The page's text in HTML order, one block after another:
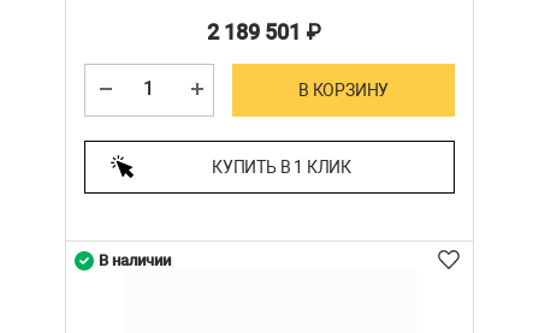
2 189 501 ₽
В КОРЗИНУ
КУПИТЬ В 1 КЛИК
В наличии